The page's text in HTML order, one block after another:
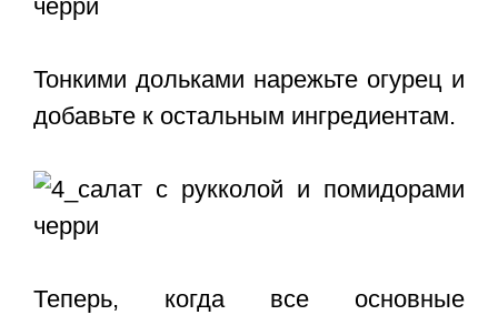
Тонкими дольками нарежьте огурец и
добавьте к остальным ингредиентам.
Теперь, когда все основные